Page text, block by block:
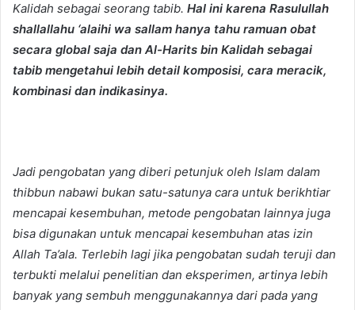
Kalidah sebagai seorang tabib. Hal ini karena Rasulullah
shallallahu ‘alaihi wa sallam hanya tahu ramuan obat
secara global saja dan Al-Harits bin Kalidah sebagai
tabib mengetahui lebih detail komposisi, cara meracik,
kombinasi dan indikasinya.
Jadi pengobatan yang diberi petunjuk oleh Islam dalam
thibbun nabawi bukan satu-satunya cara untuk berikhtiar
mencapai kesembuhan, metode pengobatan lainnya juga
bisa digunakan untuk mencapai kesembuhan atas izin
Allah Ta’ala. Terlebih lagi jika pengobatan sudah teruji dan
terbukti melalui penelitian dan eksperimen, artinya lebih
banyak yang sembuh menggunakannya dari pada yang